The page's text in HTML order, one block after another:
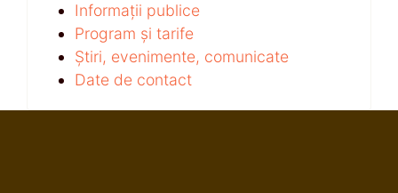
Informații publice
Program și tarife
Știri, evenimente, comunicate
Date de contact